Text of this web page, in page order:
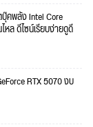
บุ๊คพลัง Intel Core
หล ดีไซน์เรียบง่ายดูดี
RTX 5070 งบ